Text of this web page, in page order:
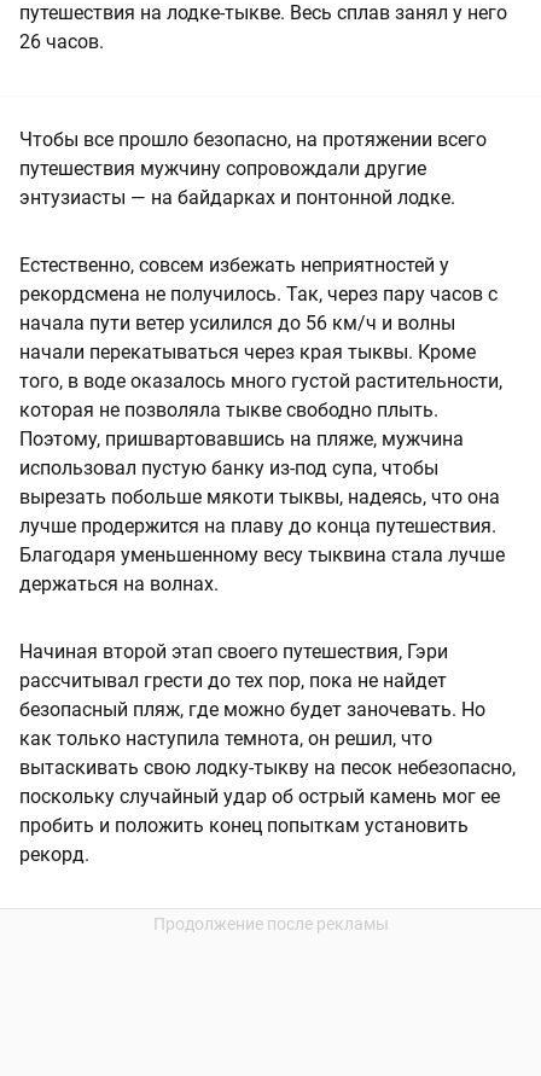
путешествия на лодке-тыкве. Весь сплав занял у него
26 часов.
Чтобы все прошло безопасно, на протяжении всего
путешествия мужчину сопровождали другие
энтузиасты — на байдарках и понтонной лодке.
Естественно, совсем избежать неприятностей у
рекордсмена не получилось. Так, через пару часов с
начала пути ветер усилился до 56 км/ч и волны
начали перекатываться через края тыквы. Кроме
того, в воде оказалось много густой растительности,
которая не позволяла тыкве свободно плыть.
Поэтому, пришвартовавшись на пляже, мужчина
использовал пустую банку из-под супа, чтобы
вырезать побольше мякоти тыквы, надеясь, что она
лучше продержится на плаву до конца путешествия.
Благодаря уменьшенному весу тыквина стала лучше
держаться на волнах.
Начиная второй этап своего путешествия, Гэри
рассчитывал грести до тех пор, пока не найдет
безопасный пляж, где можно будет заночевать. Но
как только наступила темнота, он решил, что
вытаскивать свою лодку-тыкву на песок небезопасно,
поскольку случайный удар об острый камень мог ее
пробить и положить конец попыткам установить
рекорд.